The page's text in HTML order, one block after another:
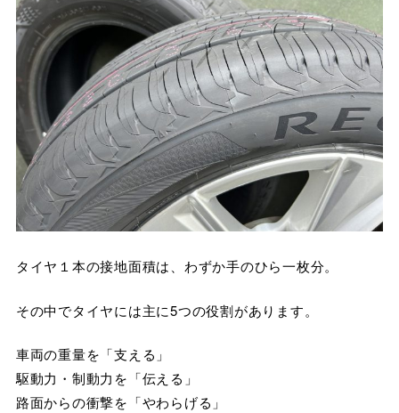
タイヤ１本の接地面積は、わずか手のひら一枚分。
その中でタイヤには主に5つの役割があります。
車両の重量を「支える」
駆動力・制動力を「伝える」
路面からの衝撃を「やわらげる」